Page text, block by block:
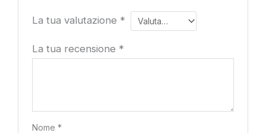
La tua valutazione *
La tua recensione *
Nome*